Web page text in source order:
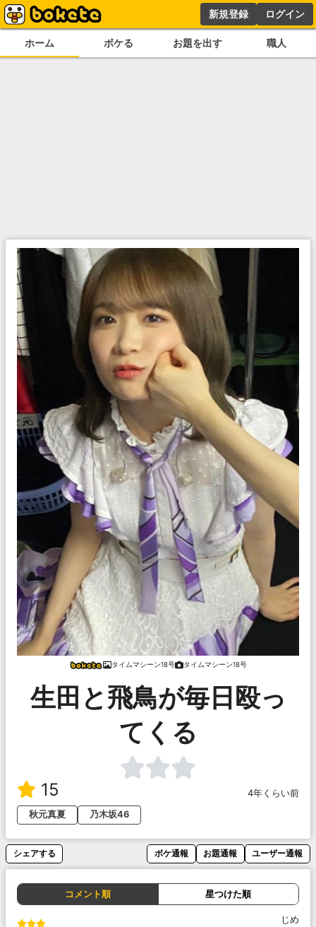
新規登録 ログイン
ホーム ボケる お題を出す 職人
タイムマシーン18号 タイムマシーン18号
生田と飛鳥が毎日殴っ
てくる
15
4年くらい前
秋元真夏
乃木坂46
シェアする ボケ通報 お題通報 ユーザー通報
コメント順 星つけた順
じめ